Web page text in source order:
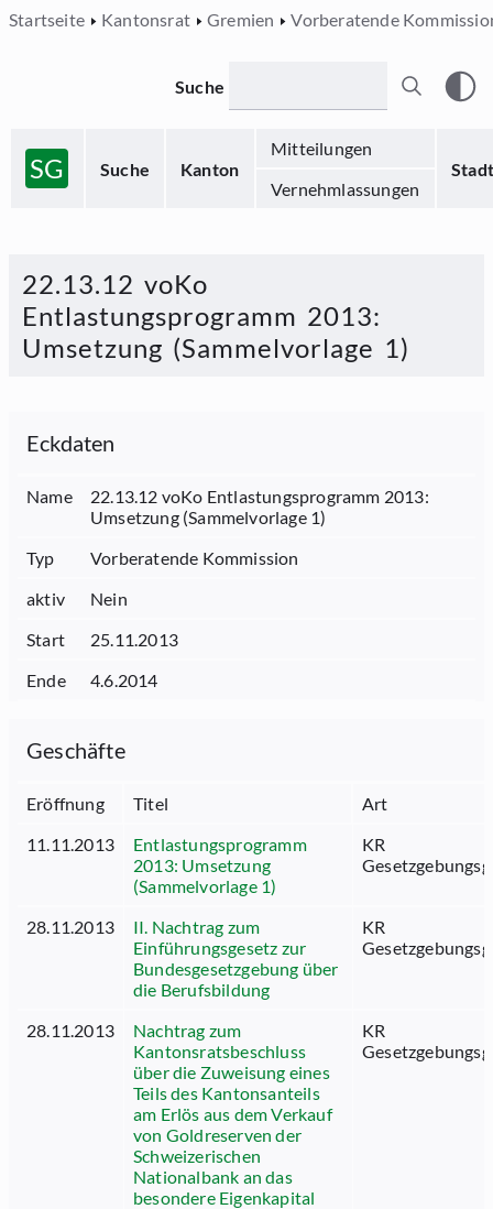
Startseite Kantonsrat Gremien Vorberatende
SG Suche Kanton
Mitteilungen
Stadt
Vernehmlassungen
Suche
22.13.12 voKo
Entlastungsprogramm 2013:
Umsetzung (Sammelvorlage 1)
Eckdaten
Name
22.13.12 voKo Entlastungsprogramm 2013:
Umsetzung (Sammelvorlage 1)
Typ
Vorberatende Kommission
aktiv
Nein
Start
25.11.2013
Ende
4.6.2014
Geschäfte
Eröffnung Titel
Art
11.11.2013
Entlastungsprogramm
2013: Umsetzung
(Sammelvorlage 1)
KR
28.11.2013
II. Nachtrag zum
Einführungsgesetz zur
Bundesgesetzgebung über
die Berufsbildung
KR
28.11.2013
Nachtrag zum
Kantonsratsbeschluss
über die Zuweisung eines
Teils des Kantonsanteils
am Erlös aus dem Verkauf
von Goldreserven der
Schweizerischen
Nationalbank an das
besondere Eigenkapital
KR